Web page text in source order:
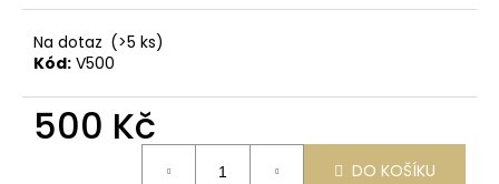
Na dotaz (>5 ks)
Kód: V500
500 Kč
DO KOŠÍKU